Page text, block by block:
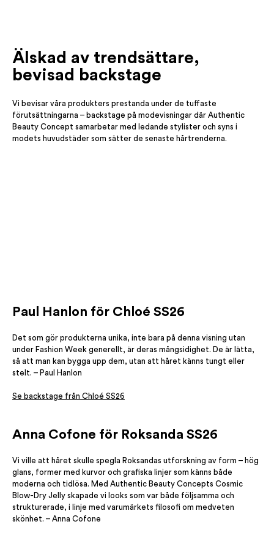
Älskad av trendsättare,
bevisad backstage
Vi bevisar våra produkters prestanda under de tuffaste
förutsättningarna – backstage på modevisningar där Authentic
Beauty Concept samarbetar med ledande stylister och syns i
modets huvudstäder som sätter de senaste hårtrenderna.
Paul Hanlon för Chloé SS26
Det som gör produkterna unika, inte bara på denna visning utan
under Fashion Week generellt, är deras mångsidighet. De är lätta,
så att man kan bygga upp dem, utan att håret känns tungt eller
stelt. – Paul Hanlon
Se backstage från Chloé SS26
Anna Cofone för Roksanda SS26
Vi ville att håret skulle spegla Roksandas utforskning av form – hög
glans, former med kurvor och grafiska linjer som känns både
moderna och tidlösa. Med Authentic Beauty Concepts Cosmic
Blow-Dry Jelly skapade vi looks som var både följsamma och
strukturerade, i linje med varumärkets filosofi om medveten
skönhet. – Anna Cofone